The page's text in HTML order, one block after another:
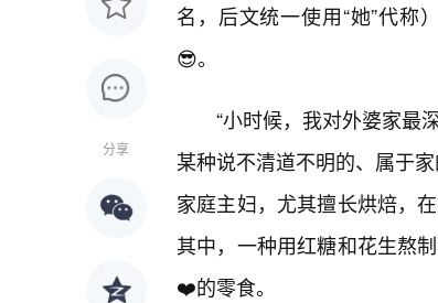
分享
名，后文统一使用“她”代称
😎。
“小时候，我对外婆家最
某种说不清道不明的、属于
家庭主妇，尤其擅长烘焙，
其中，一种用红糖和花生熬
❤️的零食。